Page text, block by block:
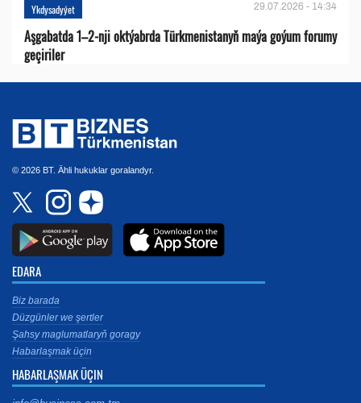
Ykdysadyýet 29.07.2026 - 14:34
Aşgabatda 1–2-nji oktýabrda Türkmenistanyň maýa goýum forumy
geçiriler
© 2026 BT. Ähli hukuklar goralandyr.
EDARA
Biz barada
Düzgünler we şertler
Şahsy maglumatlaryň goragy
Habarlaşmak üçin
HABARLAŞMAK ÜÇIN